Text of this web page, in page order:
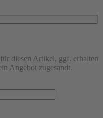
diesen Artikel, ggf. erhalten
Angebot zugesandt.